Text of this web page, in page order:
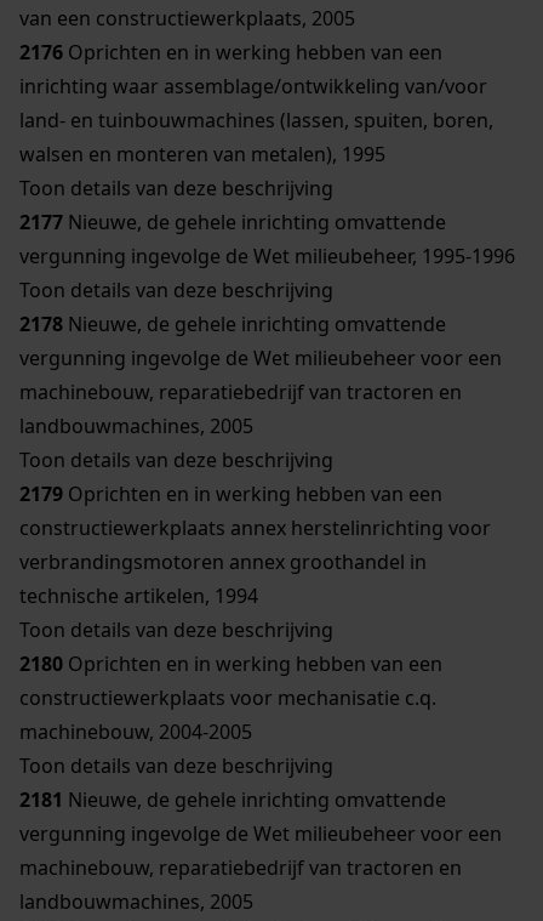
van een constructiewerkplaats, 2005
2176 Oprichten en in werking hebben van een
inrichting waar assemblage/ontwikkeling van/voor
land- en tuinbouwmachines (lassen, spuiten, boren,
walsen en monteren van metalen), 1995
Toon details van deze beschrijving
2177 Nieuwe, de gehele inrichting omvattende
vergunning ingevolge de Wet milieubeheer, 1995-1996
Toon details van deze beschrijving
2178 Nieuwe, de gehele inrichting omvattende
vergunning ingevolge de Wet milieubeheer voor een
machinebouw, reparatiebedrijf van tractoren en
landbouwmachines, 2005
Toon details van deze beschrijving
2179 Oprichten en in werking hebben van een
constructiewerkplaats annex herstelinrichting voor
verbrandingsmotoren annex groothandel in
technische artikelen, 1994
Toon details van deze beschrijving
2180 Oprichten en in werking hebben van een
constructiewerkplaats voor mechanisatie c.q.
machinebouw, 2004-2005
Toon details van deze beschrijving
2181 Nieuwe, de gehele inrichting omvattende
vergunning ingevolge de Wet milieubeheer voor een
machinebouw, reparatiebedrijf van tractoren en
landbouwmachines, 2005